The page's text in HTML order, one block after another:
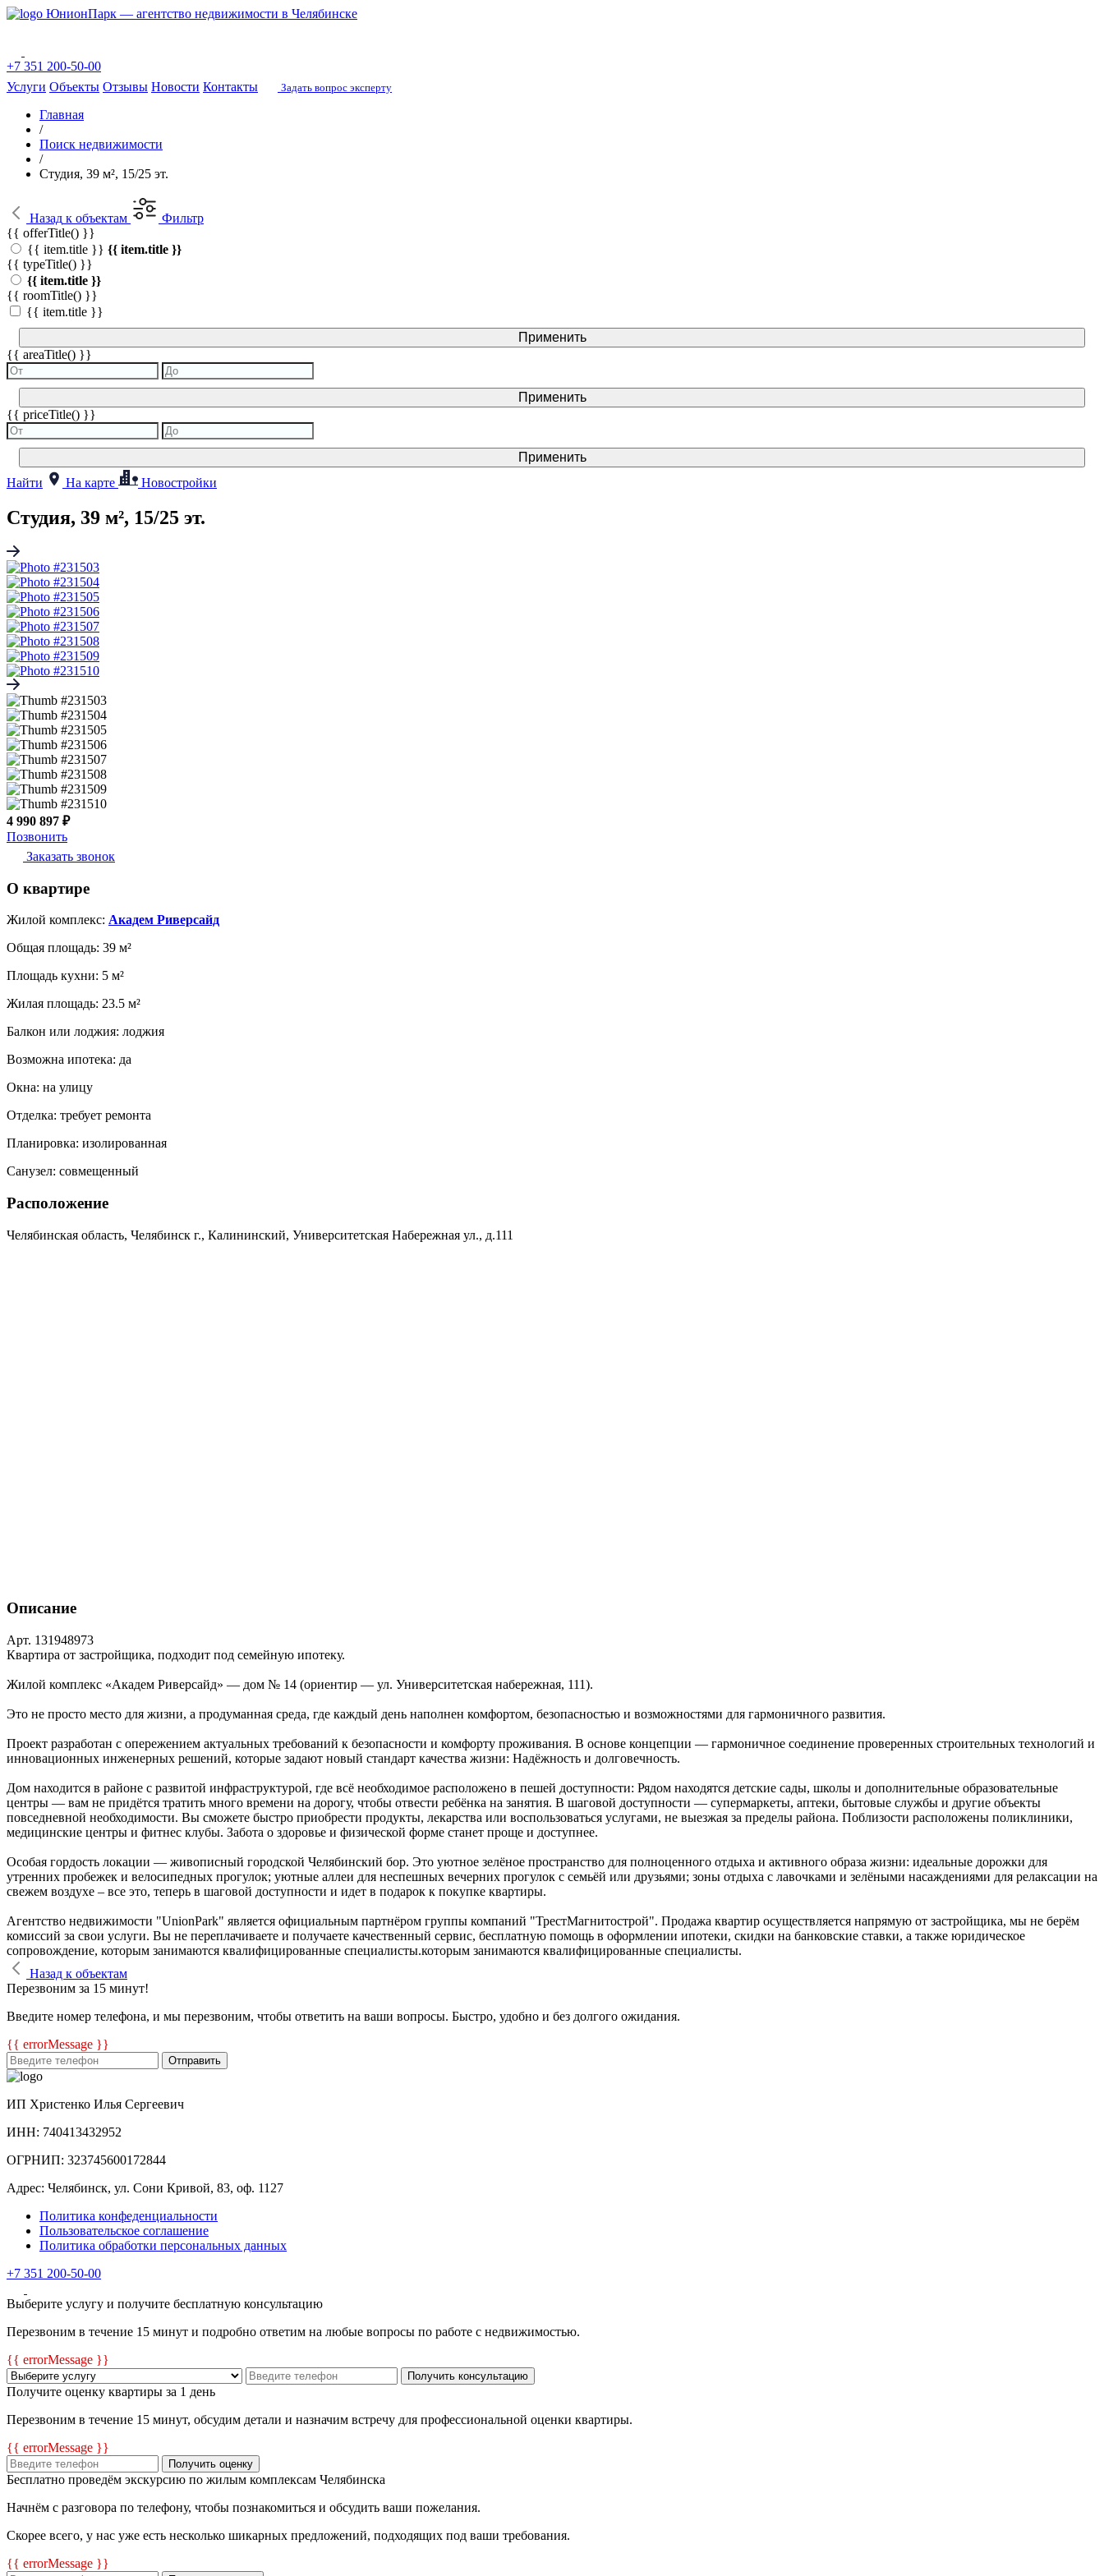
ЮнионПарк — агентство недвижимости в Челябинске
+7 351 200-50-00
Услуги Объекты Отзывы Новости Контакты Задать вопрос эксперту
Главная
/
Поиск недвижимости
/
Студия, 39 м², 15/25 эт.
Назад к объектам
Фильтр
{{ offerTitle() }}
{{ item.title }} {{ item.title }}
{{ typeTitle() }}
{{ item.title }}
{{ roomTitle() }}
{{ item.title }}
Применить
{{ areaTitle() }}
Применить
{{ priceTitle() }}
Применить
Найти
На карте Новостройки
Студия, 39 м², 15/25 эт.
4 990 897 ₽
Позвонить
Заказать звонок
О квартире
Жилой комплекс: Академ Риверсайд
Общая площадь: 39 м²
Площадь кухни: 5 м²
Жилая площадь: 23.5 м²
Балкон или лоджия: лоджия
Возможна ипотека: да
Окна: на улицу
Отделка: требует ремонта
Планировка: изолированная
Санузел: совмещенный
Расположение
Челябинская область, Челябинск г., Калининский, Университетская Набережная ул., д.111
Описание
Арт. 131948973
Квартира от застройщика, подходит под семейную ипотеку.
Жилой комплекс «Академ Риверсайд» — дом № 14 (ориентир — ул. Университетская набережная, 111).
Это не просто место для жизни, а продуманная среда, где каждый день наполнен комфортом, безопасностью и возможностями для гармоничного развития.
Проект разработан с опережением актуальных требований к безопасности и комфорту проживания. В основе концепции — гармоничное соединение проверенных строительных технологий и
инновационных инженерных решений, которые задают новый стандарт качества жизни: Надёжность и долговечность.
Дом находится в районе с развитой инфраструктурой, где всё необходимое расположено в пешей доступности: Рядом находятся детские сады, школы и дополнительные образовательные
центры — вам не придётся тратить много времени на дорогу, чтобы отвести ребёнка на занятия. В шаговой доступности — супермаркеты, аптеки, бытовые службы и другие объекты
повседневной необходимости. Вы сможете быстро приобрести продукты, лекарства или воспользоваться услугами, не выезжая за пределы района. Поблизости расположены поликлиники,
медицинские центры и фитнес клубы. Забота о здоровье и физической форме станет проще и доступнее.
Особая гордость локации — живописный городской Челябинский бор. Это уютное зелёное пространство для полноценного отдыха и активного образа жизни: идеальные дорожки для
утренних пробежек и велосипедных прогулок; уютные аллеи для неспешных вечерних прогулок с семьёй или друзьями; зоны отдыха с лавочками и зелёными насаждениями для релаксации на
свежем воздухе – все это, теперь в шаговой доступности и идет в подарок к покупке квартиры.
Агентство недвижимости "UnionPark" является официальным партнёром группы компаний "ТрестМагнитострой". Продажа квартир осуществляется напрямую от застройщика, мы не берём
комиссий за свои услуги. Вы не переплачиваете и получаете качественный сервис, бесплатную помощь в оформлении ипотеки, скидки на банковские ставки, а также юридическое
сопровождение, которым занимаются квалифицированные специалисты.которым занимаются квалифицированные специалисты.
Назад к объектам
Перезвоним за 15 минут!
Введите номер телефона, и мы перезвоним, чтобы ответить на ваши вопросы. Быстро, удобно и без долгого ожидания.
{{ errorMessage }}
Отправить
ИП Христенко Илья Сергеевич
ИНН: 740413432952
ОГРНИП: 323745600172844
Адрес: Челябинск, ул. Сони Кривой, 83, оф. 1127
Политика конфеденциальности
Пользовательское соглашение
Политика обработки персональных данных
+7 351 200-50-00
Выберите услугу и получите бесплатную консультацию
Перезвоним в течение 15 минут и подробно ответим на любые вопросы по работе с недвижимостью.
{{ errorMessage }}
Получить консультацию
Получите оценку квартиры за 1 день
Перезвоним в течение 15 минут, обсудим детали и назначим встречу для профессиональной оценки квартиры.
{{ errorMessage }}
Получить оценку
Бесплатно проведём экскурсию по жилым комплексам Челябинска
Начнём с разговора по телефону, чтобы познакомиться и обсудить ваши пожелания.
Скорее всего, у нас уже есть несколько шикарных предложений, подходящих под ваши требования.
{{ errorMessage }}